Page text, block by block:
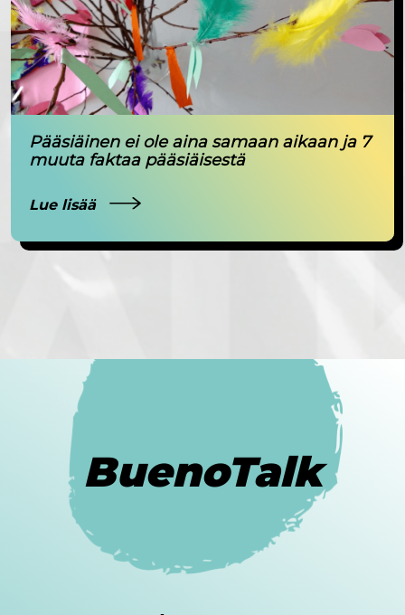
Pääsiäinen ei ole aina samaan aikaan ja 7
muuta faktaa pääsiäisestä
Lue lisää
BuenoTalk